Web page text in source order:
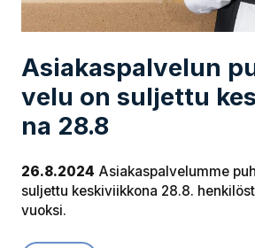
Asia­kas­pal­ve­lun
ve­lu on suljettu
na 28.8
26.8.2024 Asiakaspalvelumme
suljettu keskiviikkona 28.8.
vuoksi.